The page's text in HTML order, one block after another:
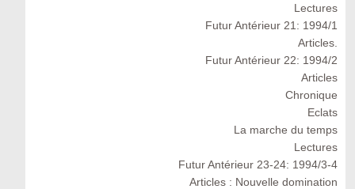
Lectures
Futur Antérieur 21: 1994/1
Articles.
Futur Antérieur 22: 1994/2
Articles
Chronique
Eclats
La marche du temps
Lectures
Futur Antérieur 23-24: 1994/3-4
Articles : Nouvelle domination